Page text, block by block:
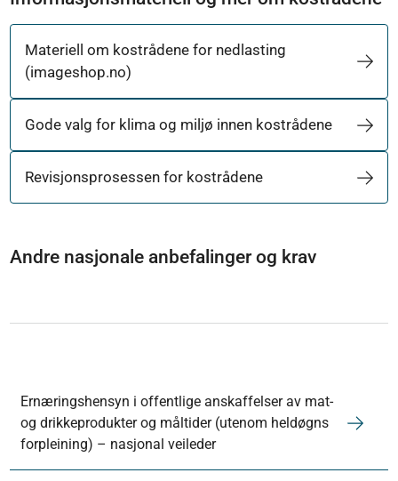
Materiell om kostrådene for nedlasting
(imageshop.no)
Gode valg for klima og miljø innen kostrådene
Revisjonsprosessen for kostrådene
Andre nasjonale anbefalinger og krav
Ernæringshensyn i offentlige anskaffelser av mat-
og drikkeprodukter og måltider (utenom heldøgns
forpleining) – nasjonal veileder